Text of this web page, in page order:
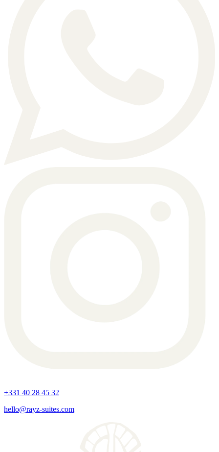
+331 40 28 45 32
hello@rayz-suites.com